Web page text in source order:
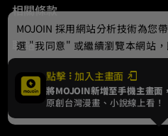
相關條款
聯絡我們
© 2024 gamania Digital
點擊 加入主畫面
將MOJOIN新增至手機主畫面
原創台灣漫畫、小說線上看！
MOJOIN 採用網站分析技術為您
選 "我同意" 或繼續瀏覽本網站
Cookie，欲瞭解更多資訊請見隱
我同意